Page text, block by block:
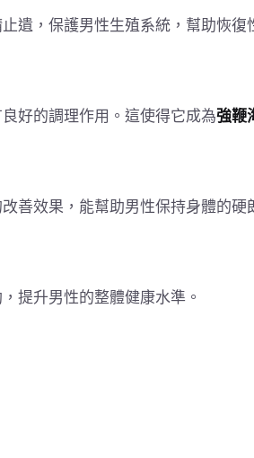
遺，保護男性生殖系統，幫助恢復
好的調理作用。這使得它成為強鞭
善效果，能幫助男性保持身體的硬
提升男性的整體健康水準。